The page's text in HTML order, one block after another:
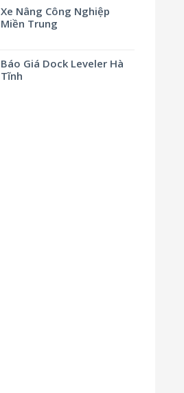
Xe Nâng Công Nghiệp
Miền Trung
Báo Giá Dock Leveler Hà
Tĩnh